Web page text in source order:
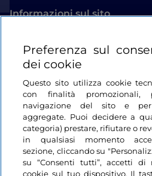
Informazioni sul sito
Link Utili
Login
Restiamo in contatto
Preferenza sul
dei cookie
Questo sito utilizza cookie
con finalità promozionali,
navigazione del sito e per
aggregate. Puoi decidere a
categoria) prestare, rifiutare o
in qualsiasi momento
sezione, cliccando su
su “Consenti tutti”, accetti
cookie sul tuo dispositivo. Il